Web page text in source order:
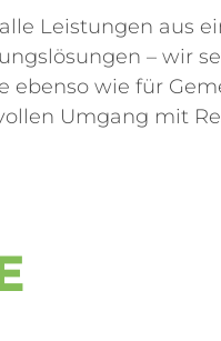
Leistungen aus
– wir
ebenso wie für
Umgang mit